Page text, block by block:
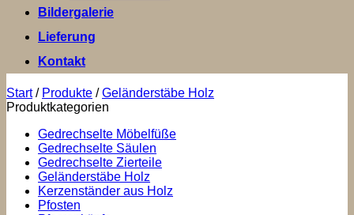
Bildergalerie
Lieferung
Kontakt
Start / Produkte / Geländerstäbe Holz
Produktkategorien
Gedrechselte Möbelfüße
Gedrechselte Säulen
Gedrechselte Zierteile
Geländerstäbe Holz
Kerzenständer aus Holz
Pfosten